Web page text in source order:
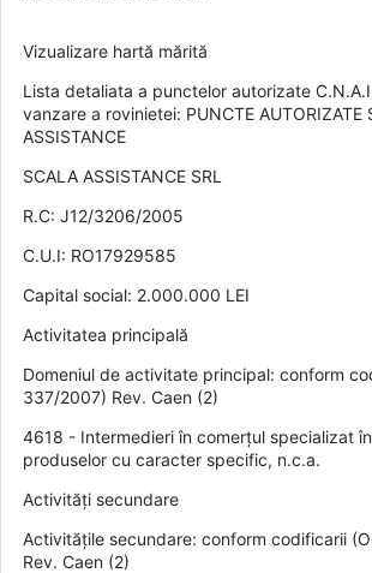
Vizualizare hartă mărită
Lista detaliata a punctelor autorizate
vanzare a rovinietei: PUNCTE AUTORIZATE
ASSISTANCE
SCALA ASSISTANCE SRL
R.C: J12/3206/2005
C.U.I: RO17929585
Capital social: 2.000.000 LEI
Activitatea principală
Domeniul de activitate principal: conform
337/2007) Rev. Caen (2)
4618 - Intermedieri în comerțul specializat
produselor cu caracter specific, n.c.a.
Activități secundare
Activitățile secundare: conform codificarii
Rev. Caen (2)